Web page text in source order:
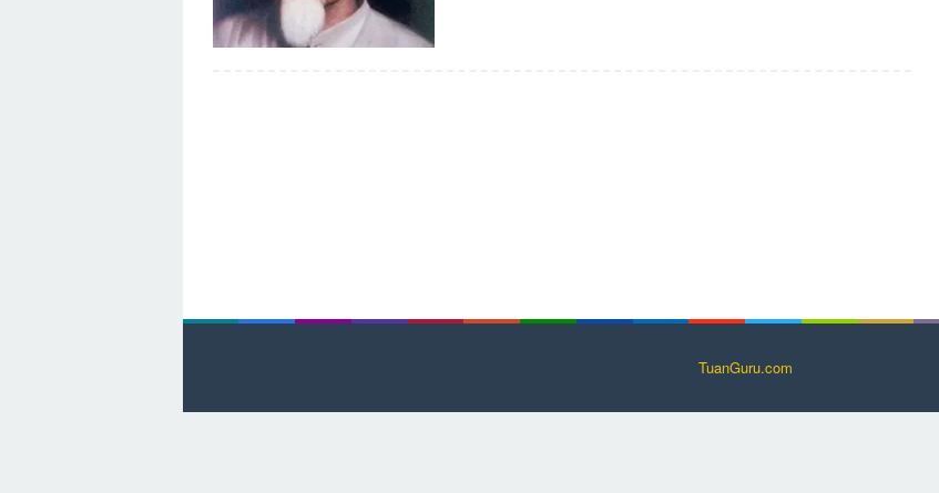
TuanGuru.com